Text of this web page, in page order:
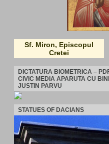
Sf. Miron, Episcopul
Cretei
DICTATURA BIOMETRICA –
CIVIC MEDIA APARUTA CU
JUSTIN PARVU
STATUES OF DACIANS